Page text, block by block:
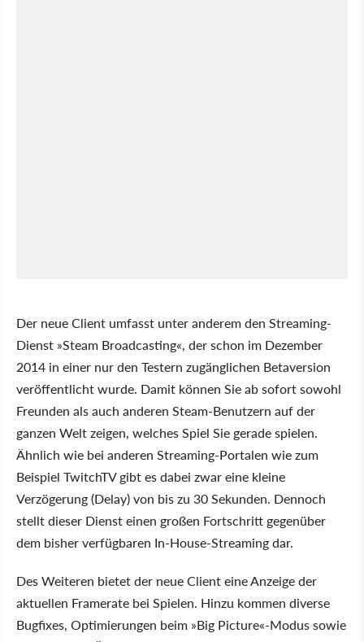
Der neue Client umfasst unter anderem den Streaming-
Dienst »Steam Broadcasting«, der schon im Dezember
2014 in einer nur den Testern zugänglichen Betaversion
veröffentlicht wurde. Damit können Sie ab sofort sowohl
Freunden als auch anderen Steam-Benutzern auf der
ganzen Welt zeigen, welches Spiel Sie gerade spielen.
Ähnlich wie bei anderen Streaming-Portalen wie zum
Beispiel TwitchTV gibt es dabei zwar eine kleine
Verzögerung (Delay) von bis zu 30 Sekunden. Dennoch
stellt dieser Dienst einen großen Fortschritt gegenüber
dem bisher verfügbaren In-House-Streaming dar.
Des Weiteren bietet der neue Client eine Anzeige der
aktuellen Framerate bei Spielen. Hinzu kommen diverse
Bugfixes, Optimierungen beim »Big Picture«-Modus sowie